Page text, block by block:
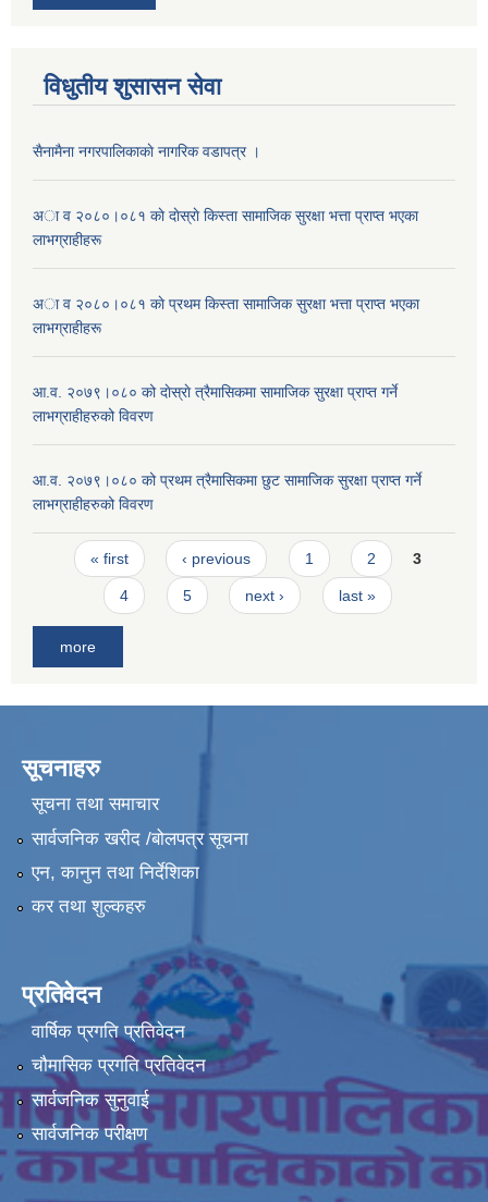
विधुतीय शुसासन सेवा
सैनामैना नगरपालिकाकाे नागरिक वडापत्र ।
अा व २०८०।०८१ काे दाेस्राे किस्ता सामाजिक सुरक्षा भत्ता प्राप्त भएका
लाभग्राहीहरू
अा व २०८०।०८१ काे प्रथम किस्ता सामाजिक सुरक्षा भत्ता प्राप्त भएका
लाभग्राहीहरू
आ.व. २०७९।०८० को दाेस्राे त्रैमासिकमा सामाजिक सुरक्षा प्राप्त गर्ने
लाभग्राहीहरुको विवरण
आ.व. २०७९।०८० को प्रथम त्रैमासिकमा छुट सामाजिक सुरक्षा प्राप्त गर्ने
लाभग्राहीहरुको विवरण
Pages
« first ‹ previous 1 2 3
4 5 next › last »
more
सूचनाहरु
सूचना तथा समाचार
सार्वजनिक खरीद /बोलपत्र सूचना
एन, कानुन तथा निर्देशिका
कर तथा शुल्कहरु
प्रतिवेदन
वार्षिक प्रगति प्रतिवेदन
चौमासिक प्रगति प्रतिवेदन
सार्वजनिक सुनुवाई
सार्वजनिक परीक्षण